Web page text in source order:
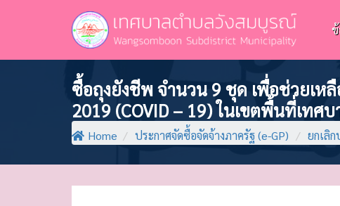
ซื้อถุงยังชีพ จำนวน 9 ชุด เพื่อช่วยเห
2019 (COVID – 19) ในเขตพื้นที่เทศ
Home / ประกาศจัดซื้อจัดจ้างภาครัฐ (e-GP) / ยกเลิ